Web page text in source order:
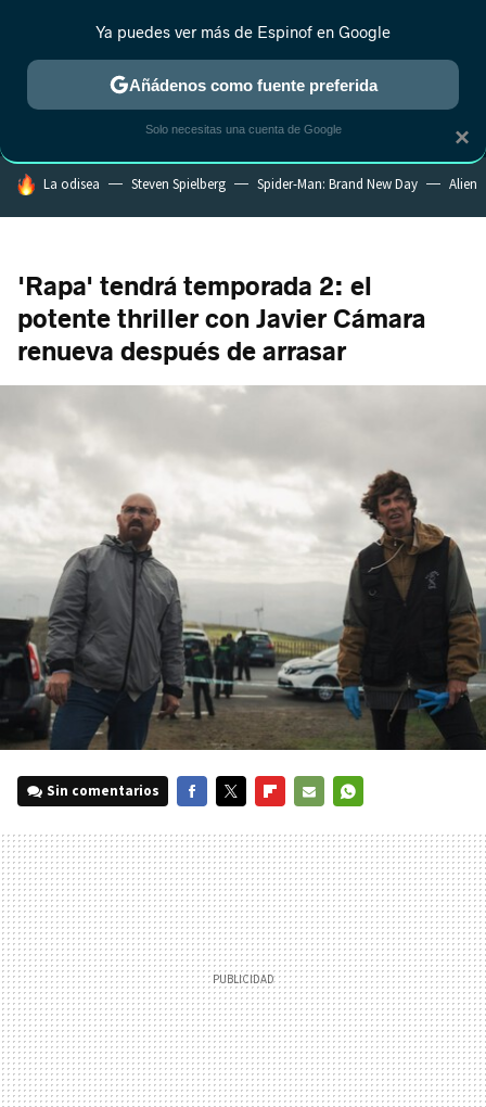
MENÚ NUEVO
ESTRENOS REALITY ANIME RANKINGS CINE
HOY SE HABLA DE
La odisea Steven Spielberg Spider-Man: Brand New Day Alien
'Rapa' tendrá temporada 2: el
potente thriller con Javier Cámara
renueva después de arrasar
Sin comentarios
MAIL
×
Ya puedes ver más de Espinof en Google
Añádenos como fuente preferida
Solo necesitas una cuenta de Google